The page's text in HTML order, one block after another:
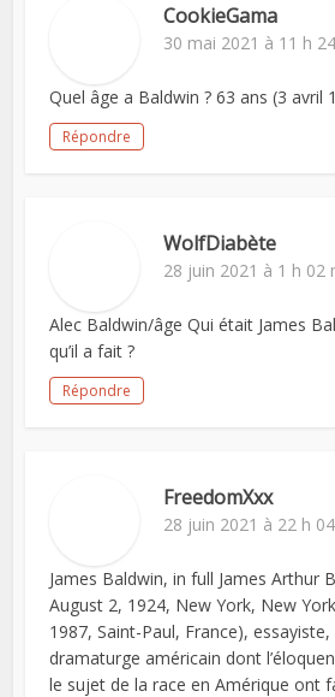
CookieGama
30 mai 2021 à 11 h
Quel âge a Baldwin ? 63 ans (3 avril
Répondre
WolfDiabète
28 juin 2021 à 1 h 02
Alec Baldwin/âge Qui était James
qu’il a fait ?
Répondre
FreedomXxx
28 juin 2021 à 22 h
James Baldwin, in full James Arthur
August 2, 1924, New York, New
1987, Saint-Paul, France),
dramaturge américain dont
le sujet de la race en Amérique ont